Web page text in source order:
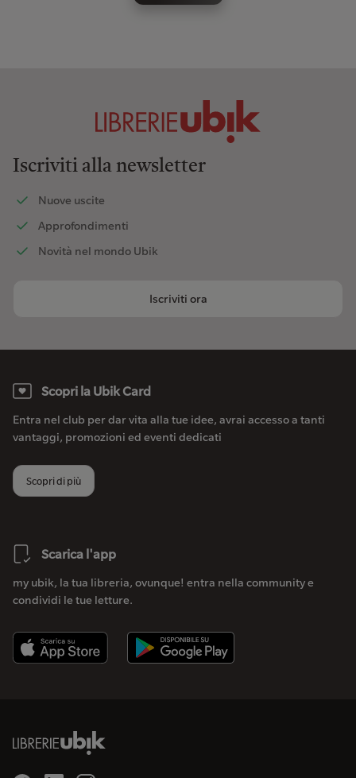
Iscriviti alla newsletter
Nuove uscite
Approfondimenti
Novità nel mondo Ubik
Iscriviti ora
Scopri la Ubik Card
Entra nel club per dar vita alla tue idee, avrai accesso a tanti
vantaggi, promozioni ed eventi dedicati
Scopri di più
Scarica l'app
my ubik, la tua libreria, ovunque! entra nella community e
condividi le tue letture.